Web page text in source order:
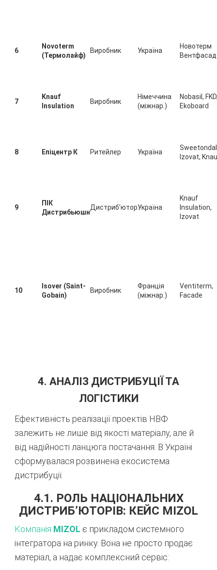
6
Novoterm
(Термолайф)
Виробник Україна
Новотерм
Вентфасад
7
Knauf
Insulation
Виробник
Німеччина
(міжнар.)
Nobasil,
Ekoboard
8 Епіцентр К Ритейлер Україна
Izovat,
9
ПІК
Дистрибьюшн
Дистриб’юторУкраїна
Knauf
Insulation,
Izovat
10
Isover (Saint-
Gobain)
Виробник
Франція
(міжнар.)
Ventiterm,
Facade
4. АНАЛІЗ ДИСТРИБУЦІЇ ТА
ЛОГІСТИКИ
Ефективність реалізації проектів НВФ
залежить не лише від якості матеріалу, але й
від надійності ланцюга постачання. В Україні
сформувалася розвинена екосистема
дистрибуції.
4.1. РОЛЬ НАЦІОНАЛЬНИХ
ДИСТРИБ’ЮТОРІВ: КЕЙС MIZOL
Компанія MIZOL є прикладом системного
інтегратора на ринку. Вона не просто продає
матеріал, а надає комплексний сервіс: